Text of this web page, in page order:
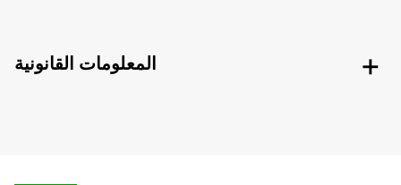
المعلومات القانونية